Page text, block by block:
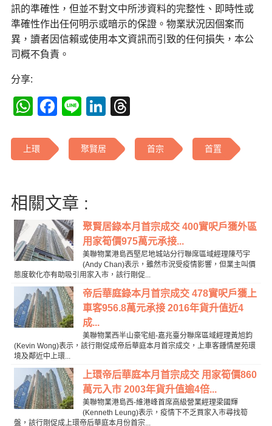
訊的準確性，但並不對文中所涉資料的完整性、即時性或
準確性作出任何明示或暗示的保證。物業狀況因個案而
異，讀者因信賴或使用本文資訊而引致的任何損失，本公
司概不負責。
分享:
WhatsApp
Facebook
LineLinkedIn
上環 聚賢居 首宗 首置
相關文章 :
聚賢居錄本月首宗成交 400實呎戶獲外區
用家筍價975萬元承接...
美聯物業港島西堅尼地城站分行聯席區域經理陳芍宇
(Andy Chan)表示，雖然市況受疫情影響，但業主叫價
態度軟化亦有助吸引用家入市，該行剛促...
帝后華庭錄本月首宗成交 478實呎戶獲上
車客956.8萬元承接 2016年貨升值近4
成...
美聯物業西半山豪宅組-嘉兆臺分聯席區域經理黃旭鈞
(Kevin Wong)表示，該行剛促成帝后華庭本月首宗成交，上車客鍾情屋苑環
境及鄰近中上環...
上環帝后華庭本月首宗成交 用家筍價860
萬元入市 2003年貨升值逾4倍...
美聯物業港島西-維港峰首席高級營業經理梁國輝
(Kenneth Leung)表示，疫情下不乏買家入市尋找筍
盤，該行剛促成上環帝后華庭本月份首宗...